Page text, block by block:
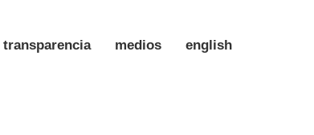
transparencia medios english